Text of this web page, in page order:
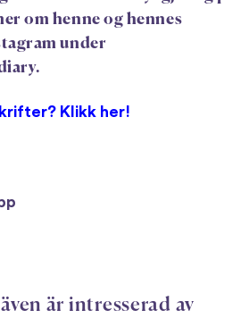
om henne og hennes
under
Klikk her!
är intresserad av